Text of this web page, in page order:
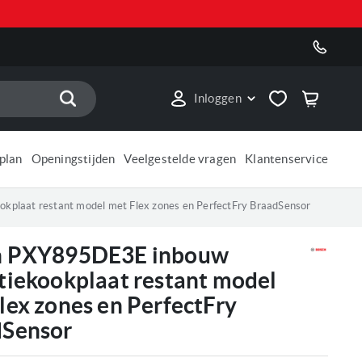
Zoek Inloggen
Openingstijden Veelgestelde vragen Klantenservice
restant model met Flex zones en PerfectFry BraadSensor
PXY895DE3E inbouw
restant model
zones en PerfectFry